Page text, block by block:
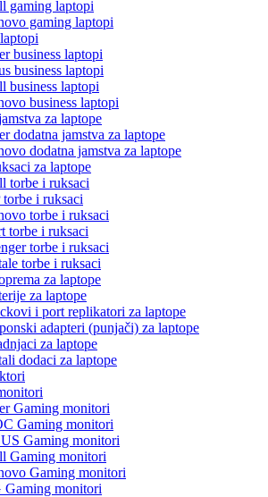
gaming laptopi
gaming laptopi
business laptopi
business laptopi
business laptopi
business laptopi
za laptope
dodatna jamstva za laptope
dodatna jamstva za laptope
za laptope
torbe i ruksaci
torbe i ruksaci
torbe i ruksaci
torbe i ruksaci
torbe i ruksaci
torbe i ruksaci
za laptope
za laptope
i port replikatori za laptope
adapteri (punjači) za laptope
za laptope
dodaci za laptope
Gaming monitori
Gaming monitori
Gaming monitori
Gaming monitori
Gaming monitori
Gaming monitori